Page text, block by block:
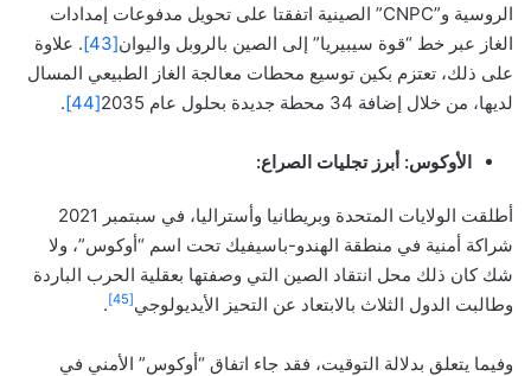
الروسية و”CNPC” الصينية اتفقتا على تحويل مدفوعات إمدادات
الغاز عبر خط “قوة سيبيريا” إلى الصين بالروبل واليوان[43]
. علاوة
على ذلك، تعتزم بكين توسيع محطات معالجة الغاز الطبيعي المسال
لديها، من خلال إضافة 34 محطة جديدة بحلول عام 2035
[44]
.
الأوكوس: أبرز تجليات الصراع:
أطلقت الولايات المتحدة وبريطانيا وأستراليا، في سبتمبر 2021
شراكة أمنية في منطقة الهندو-باسيفيك تحت اسم “أوكوس”، ولا
شك كان ذلك محل انتقاد الصين التي وصفتها بعقلية الحرب الباردة
وطالبت الدول الثلاث بالابتعاد عن التحيز الأيديولوجي[45]
.
وفيما يتعلق بدلالة التوقيت، فقد جاء اتفاق “أوكوس” الأمني في